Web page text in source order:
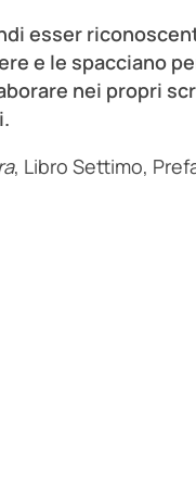
esser
e le spacciano
nei propri
, Libro Settimo,